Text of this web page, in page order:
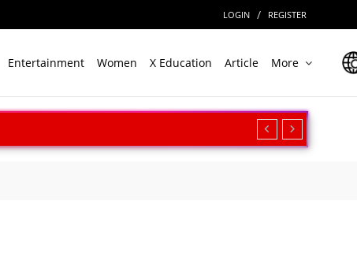
LOGIN / REGISTER
Entertainment Women X Education Article More